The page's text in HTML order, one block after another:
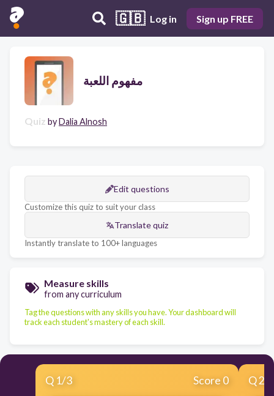
🇬🇧 Log in Sign up FREE
مفهوم اللعبة
Quiz byDalia Alnosh
Edit questions
Customize this quiz to suit your class
Translate quiz
Instantly translate to 100+ languages
Measure skills
from any curriculum
Tag the questions with any skills you have. Your dashboard will
track each student's mastery of each skill.
Q 1/3 Score 0 Q2